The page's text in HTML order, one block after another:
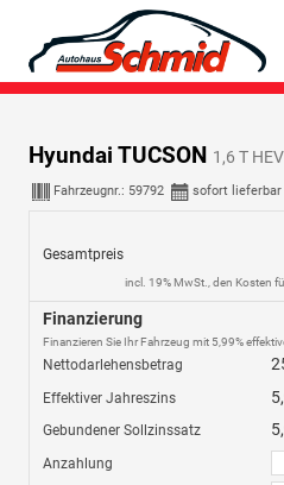
Hyundai TUCSON 1,6 T
Fahrzeugnr.: 59792 sofort lieferbar
Gesamtpreis
incl. 19% MwSt., den Kosten
Finanzierung
Finanzieren Sie Ihr Fahrzeug mit 5,99%
Nettodarlehensbetrag
Effektiver Jahreszins
Gebundener Sollzinssatz
Anzahlung